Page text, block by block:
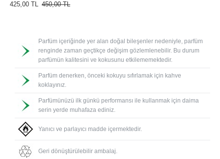
425,00 TL 450,00 TL
Parfüm içeriğinde yer alan doğal bileşenler nedeniyle, parfüm
renginde zaman geçtikçe değişim gözlemlenebilir. Bu durum
parfümün kalitesini ve kokusunu etkilememektedir.
Parfüm denerken, önceki kokuyu sıfırlamak için kahve
koklayınız.
Parfümünüzü ilk günkü performansı ile kullanmak için daima
serin yerde muhafaza ediniz.
Yanıcı ve parlayıcı madde içermektedir.
Geri dönüştürülebilir ambalaj.